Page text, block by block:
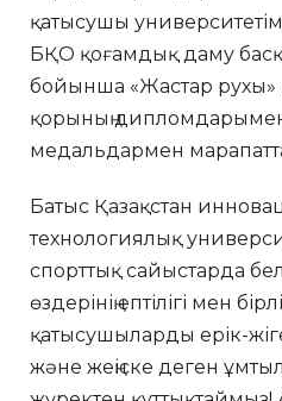
қатысушы
БҚО қоғамдық даму
бойынша «Жастар рухы»
қорының
медальдармен
Батыс Қазақстан
технологиялық
спорттық сайыстарда
өздерінің ептілігі мен
қатысушыларды ерік-
және жеңіске деген